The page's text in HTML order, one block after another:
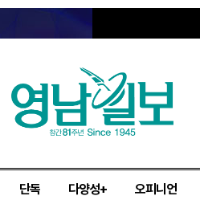
단독 다양성+ 오피니언